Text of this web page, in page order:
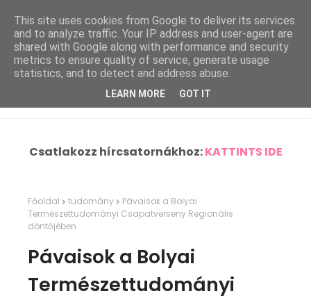
Csatlakozz hírcsatornákhoz:KATTINTS IDE
Főoldal tudomány
Pávaisok a Bolyai
Természettudományi Csapatverseny Regionális
döntőjében
Pávaisok a Bolyai
Természettudományi
This site uses cookies from Google to deliver its services
and to analyze traffic. Your IP address and user-agent are
shared with Google along with performance and security
metrics to ensure quality of service, generate usage
statistics, and to detect and address abuse.
LEARN MORE GOT IT